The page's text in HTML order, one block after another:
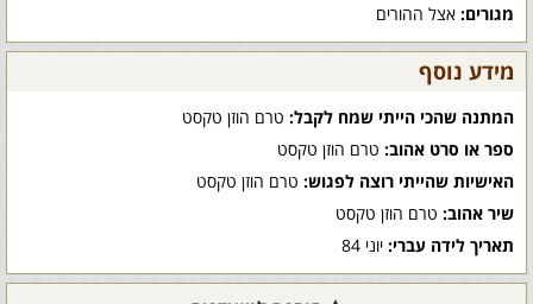
מגורים: אצל ההורים
מידע נוסף
המתנה שהכי הייתי שמח לקבל: טרם הוזן טקסט
ספר או סרט אהוב: טרם הוזן טקסט
האישיות שהייתי רוצה לפגוש: טרם הוזן טקסט
שיר אהוב: טרם הוזן טקסט
תאריך לידה עברי: יוני 84